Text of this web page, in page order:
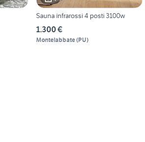
Sauna infrarossi 4 posti 3100w
1.300 €
Montelabbate(PU)